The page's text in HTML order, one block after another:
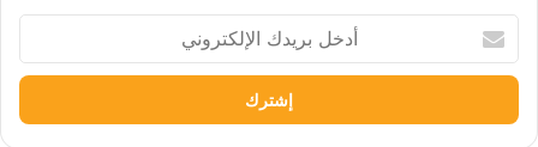
بريدك
الإلكتروني